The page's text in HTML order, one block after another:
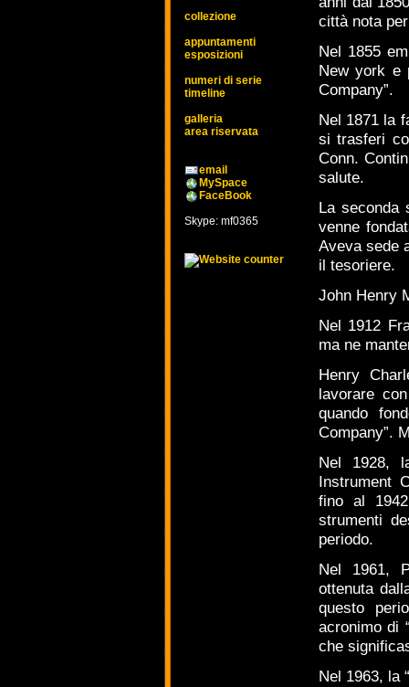
collezione
appuntamenti
esposizioni
numeri di serie
timeline
galleria
area riservata
email
MySpace
FaceBook
Skype: mf0365
città nota
Nel 1855
New york e
Company”.
Nel 1871 la
si trasferi
Conn.
salute.
La seconda
venne
Aveva sede
il tesoriere.
John Henry
Nel 1912
ma ne
Henry
lavorare
quando
Company”.
Nel 1928,
Instrument
fino al
strumenti
periodo.
Nel 1961,
ottenuta
questo
acronimo di
che
Nel 1963, la